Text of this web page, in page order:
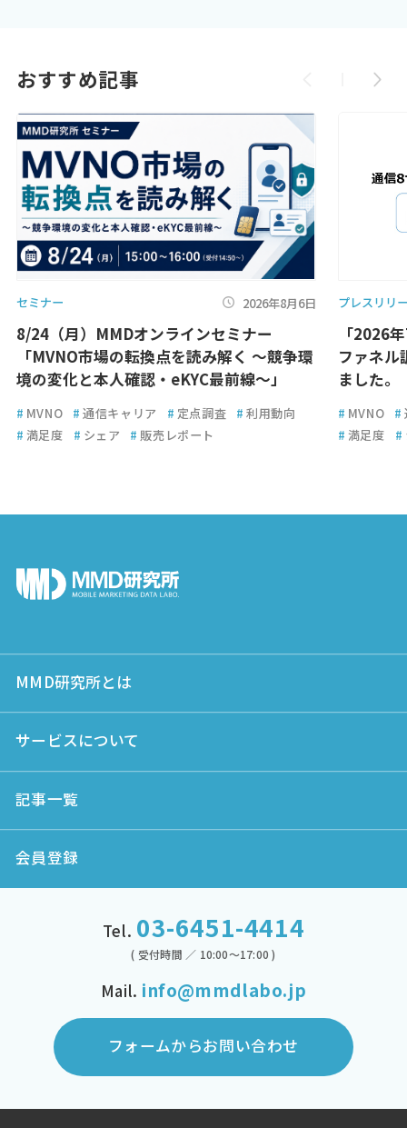
おすすめ記事
セミナー 2026年8月6日
8/24（月）MMDオンラインセミナー
「MVNO市場の転換点を読み解く ～競争環
境の変化と本人確認・eKYC最前線～」
# MVNO # 通信キャリア # 定点調査 # 利用動向
# 満足度 # シェア # 販売レポート
プレスリリ
「2026
ファネル
ました。
# MVNO #
# 満足度 #
MMD研究所とは
サービスについて
記事一覧
会員登録
Tel. 03-6451-4414
( 受付時間 ／ 10:00～17:00 )
Mail. info@mmdlabo.jp
フォームからお問い合わせ